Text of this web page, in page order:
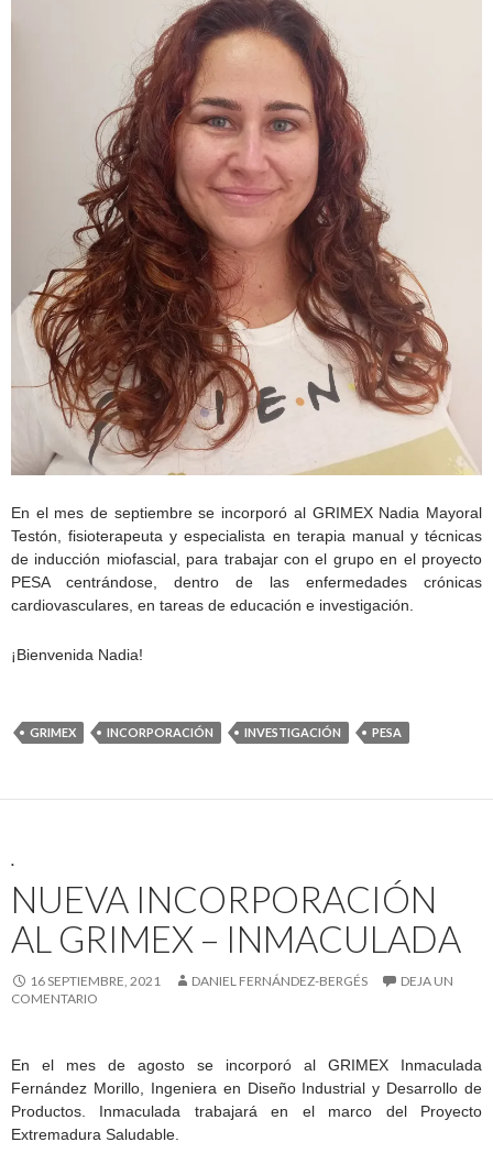
En el mes de septiembre se incorporó al GRIMEX Nadia Mayoral
Testón, fisioterapeuta y especialista en terapia manual y técnicas
de inducción miofascial, para trabajar con el grupo en el proyecto
PESA centrándose, dentro de las enfermedades crónicas
cardiovasculares, en tareas de educación e investigación.
¡Bienvenida Nadia!
GRIMEX INCORPORACIÓN INVESTIGACIÓN PESA
.
NUEVA INCORPORACIÓN
AL GRIMEX – INMACULADA
16 SEPTIEMBRE, 2021 DANIEL FERNÁNDEZ-BERGÉS
DEJA UN
COMENTARIO
En el mes de agosto se incorporó al GRIMEX Inmaculada
Fernández Morillo, Ingeniera en Diseño Industrial y Desarrollo de
Productos. Inmaculada trabajará en el marco del Proyecto
Extremadura Saludable.